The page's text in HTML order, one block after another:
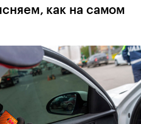
как на самом